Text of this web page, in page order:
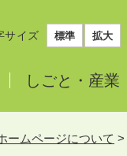
サイズ 標準 拡大
しごと・ 産業
ームページについて >